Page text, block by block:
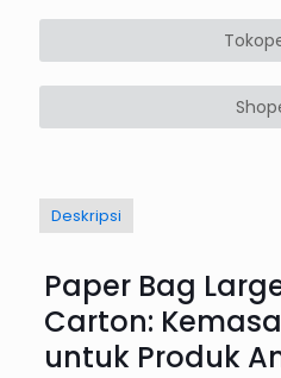
Deskripsi
Paper Bag
Carton:
untuk Produk